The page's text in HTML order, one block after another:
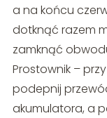
a na końcu
dotknąć razem
zamknąć
Prostownik –
podepnij
akumulatora, a